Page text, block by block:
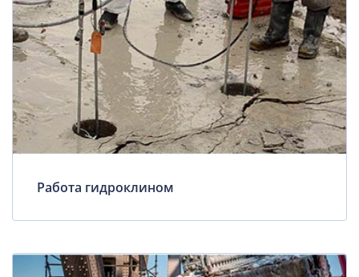
Работа гидроклином